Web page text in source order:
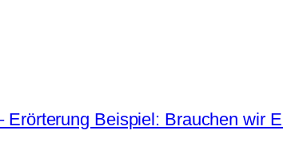
Erörterung Beispiel: Brauchen wir